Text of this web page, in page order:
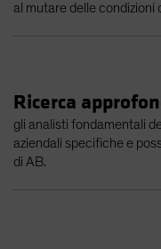
al mutare delle condizioni
Ricerca
gli analisti fondamentali
aziendali specifiche e
di AB.